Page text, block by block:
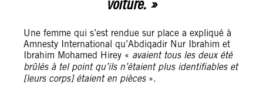
voiture. »
Une femme qui s’est rendue sur place a expliqué à
Amnesty International qu’Abdiqadir Nur Ibrahim et
Ibrahim Mohamed Hirey « avaient tous les deux été
brûlés à tel point qu’ils n’étaient plus identifiables et
[leurs corps] étaient en pièces».